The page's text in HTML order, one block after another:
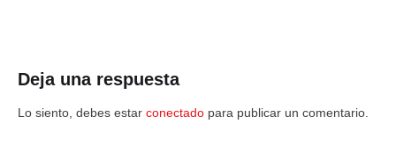
Deja una respuesta
Lo siento, debes estar conectado para publicar un comentario.